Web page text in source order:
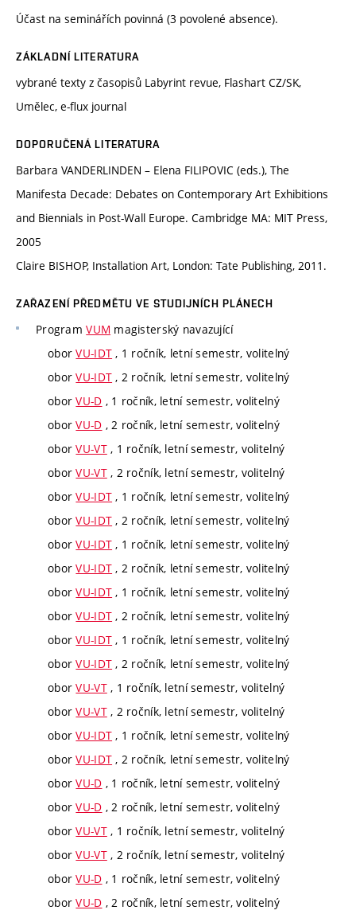
Účast na seminářích povinná (3 povolené absence).
ZÁKLADNÍ LITERATURA
vybrané texty z časopisů Labyrint revue, Flashart CZ/SK,
Umělec, e-flux journal
DOPORUČENÁ LITERATURA
Barbara VANDERLINDEN – Elena FILIPOVIC (eds.), The
Manifesta Decade: Debates on Contemporary Art Exhibitions
and Biennials in Post-Wall Europe. Cambridge MA: MIT Press,
2005
Claire BISHOP, Installation Art, London: Tate Publishing, 2011.
ZAŘAZENÍ PŘEDMĚTU VE STUDIJNÍCH PLÁNECH
ProgramVUM magisterský navazující
oborVU-IDT , 1 ročník, letní semestr, volitelný
oborVU-IDT , 2 ročník, letní semestr, volitelný
oborVU-D , 1 ročník, letní semestr, volitelný
oborVU-D , 2 ročník, letní semestr, volitelný
oborVU-VT, 1 ročník, letní semestr, volitelný
oborVU-VT, 2 ročník, letní semestr, volitelný
oborVU-IDT , 1 ročník, letní semestr, volitelný
oborVU-IDT , 2 ročník, letní semestr, volitelný
oborVU-IDT , 1 ročník, letní semestr, volitelný
oborVU-IDT , 2 ročník, letní semestr, volitelný
oborVU-IDT , 1 ročník, letní semestr, volitelný
oborVU-IDT , 2 ročník, letní semestr, volitelný
oborVU-IDT , 1 ročník, letní semestr, volitelný
oborVU-IDT , 2 ročník, letní semestr, volitelný
oborVU-VT, 1 ročník, letní semestr, volitelný
oborVU-VT, 2 ročník, letní semestr, volitelný
oborVU-IDT , 1 ročník, letní semestr, volitelný
oborVU-IDT , 2 ročník, letní semestr, volitelný
oborVU-D , 1 ročník, letní semestr, volitelný
oborVU-D , 2 ročník, letní semestr, volitelný
oborVU-VT, 1 ročník, letní semestr, volitelný
oborVU-VT, 2 ročník, letní semestr, volitelný
oborVU-D , 1 ročník, letní semestr, volitelný
oborVU-D , 2 ročník, letní semestr, volitelný